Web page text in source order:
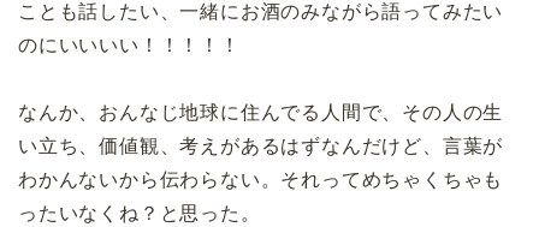
ことも話したい、一緒にお酒のみながら語ってみたい
のにいいいい！！！！！
なんか、おんなじ地球に住んでる人間で、その人の生
い立ち、価値観、考えがあるはずなんだけど、言葉が
わかんないから伝わらない。それってめちゃくちゃも
ったいなくね？と思った。